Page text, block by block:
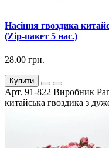
Насіння гвоздика
(Zip-пакет 5 нас.)
28.00 грн.
Купити
Арт. 91-822 Виробник
китайська гвоздика з